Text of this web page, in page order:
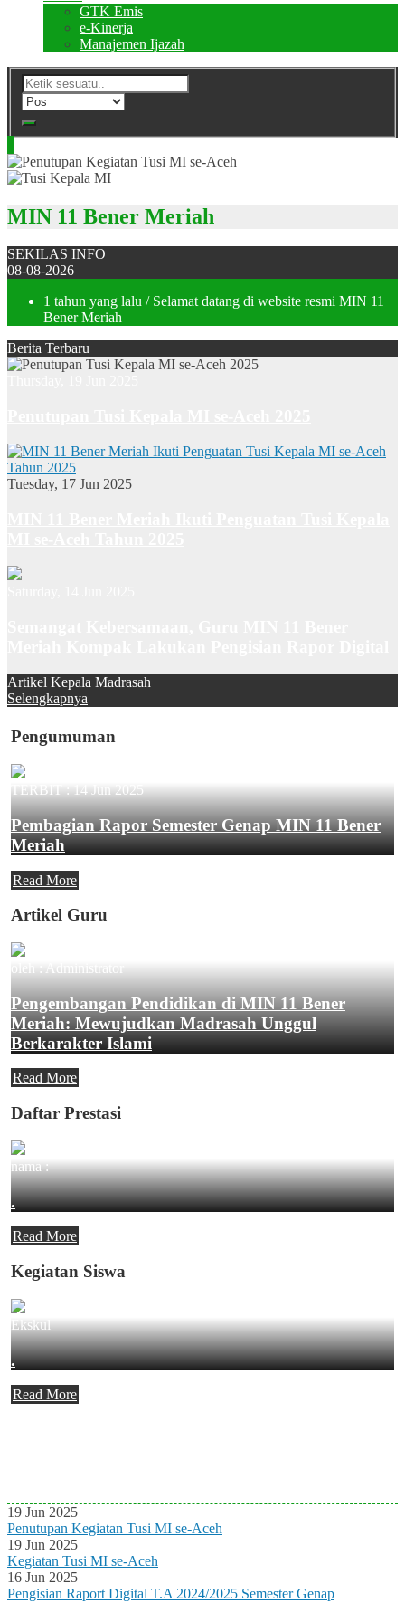
GTK Emis
e-Kinerja
Manajemen Ijazah
MIN 11 Bener Meriah
SEKILAS INFO
08-08-2026
1 tahun yang lalu / Selamat datang di website resmi MIN 11
Bener Meriah
Berita Terbaru
Tuesday, 17 Jun 2025
Artikel Kepala Madrasah
Selengkapnya
Pengumuman
TERBIT :14 Jun 2025
Pembagian Rapor Semester Genap MIN 11 Bener
Meriah
Read More
Artikel Guru
oleh : Administrator
Pengembangan Pendidikan di MIN 11 Bener
Meriah: Mewujudkan Madrasah Unggul
Berkarakter Islami
Read More
Daftar Prestasi
nama :
.
Read More
Kegiatan Siswa
Ekskul
.
Read More
19 Jun 2025
Penutupan Kegiatan Tusi MI se-Aceh
19 Jun 2025
Kegiatan Tusi MI se-Aceh
16 Jun 2025
Pengisian Raport Digital T.A 2024/2025 Semester Genap